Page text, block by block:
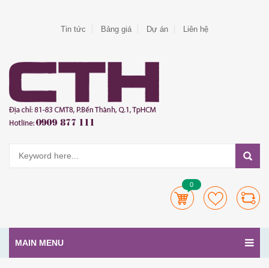
Tin tức Bảng giá Dự án Liên hệ
0
MAIN MENU